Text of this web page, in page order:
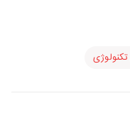
تکنولوژی